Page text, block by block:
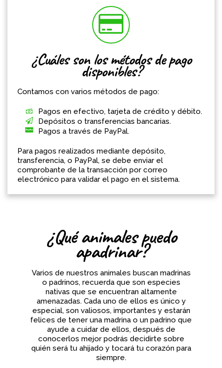
¿Cuáles son los métodos de pago
disponibles?
Contamos con varios métodos de pago:
Pagos en efectivo, tarjeta de crédito y débito.
Depósitos o transferencias bancarias.
Pagos a través de PayPal.
Para pagos realizados mediante depósito,
transferencia, o PayPal, se debe enviar el
comprobante de la transacción por correo
electrónico para validar el pago en el sistema.
¿Qué animales puedo
apadrinar?
Varios de nuestros animales buscan madrinas
o padrinos, recuerda que son especies
nativas que se encuentran altamente
amenazadas. Cada uno de ellos es único y
especial, son valiosos, importantes y estarán
felices de tener una madrina o un padrino que
ayude a cuidar de ellos, después de
conocerlos mejor podrás decidirte sobre
quién será tu ahijado y tocará tu corazón para
siempre.